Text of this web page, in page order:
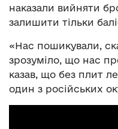
наказали вийняти
залишити тільки
«Нас пошикували,
зрозуміло, що нас
казав, що без плит
один з російських